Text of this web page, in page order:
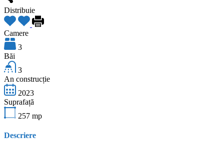
Distribuie
Camere
3
Băi
3
An construcție
2023
Suprafață
257 mp
Descriere